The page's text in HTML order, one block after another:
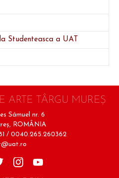
Studenteasca a UAT
ARTE TÂRGU MUREŞ
Sámuel nr. 6
ROMÂNIA
/ 0040.265.260362